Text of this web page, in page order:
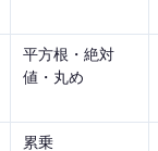
平方根・絶対
値・丸め
累乗